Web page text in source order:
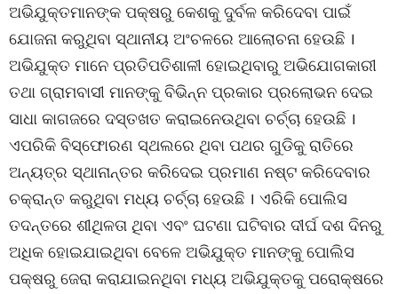
ଅଭିଯୁକ୍ତମାନଙ୍କ ପକ୍ଷରୁ କେଶକୁ ଦୁର୍ବଳ କରିଦେବା ପାଇଁ
ଯୋଜନା କରୁଥିବା ସ୍ଥାନୀୟ ଅଂଚଳରେ ଆଲୋଚନା ହେଉଛି ।
ଅଭିଯୁକ୍ତ ମାନେ ପ୍ରତିପତିଶାଳୀ ହୋଇଥିବାରୁ ଅଭିଯୋଗକାରୀ
ତଥା ଗ୍ରାମବାସୀ ମାନଙ୍କୁ ବିଭିନ୍ନ ପ୍ରକାର ପ୍ରଲୋଭନ ଦେଇ
ସାଧା କାଗଜରେ ଦସ୍ତଖତ କରାଇନେଉଥିବା ଚର୍ଚ୍ଚା ହେଉଛି ।
ଏପରିକି ବିସ୍ଫୋରଣ ସ୍ଥଲରେ ଥିବା ପଥର ଗୁଡିକୁ ରାତିରେ
ଅନ୍ୟତ୍ର ସ୍ଥାନାନ୍ତର କରିଦେଇ ପ୍ରମାଣ ନଷ୍ଟ କରିଦେବାର
ଚକ୍ରାନ୍ତ କରୁଥିବା ମଧ୍ୟ ଚର୍ଚ୍ଚା ହେଉଛି । ଏରିକି ପୋଲିସ
ତଦନ୍ତରେ ଶୀଥିଳତା ଥିବା ଏବଂ ଘଟଣା ଘଟିବାର ଦୀର୍ଘ ଦଶ ଦିନରୁ
ଅଧିକ ହୋଇଯାଇଥିବା ବେଳେ ଅଭିଯୁକ୍ତ ମାନଙ୍କୁ ପୋଲିସ
ପକ୍ଷରୁ ଜେରା କରାଯାଇନଥିବା ମଧ୍ୟ ଅଭିଯୁକ୍ତକୁ ପରୋକ୍ଷରେ